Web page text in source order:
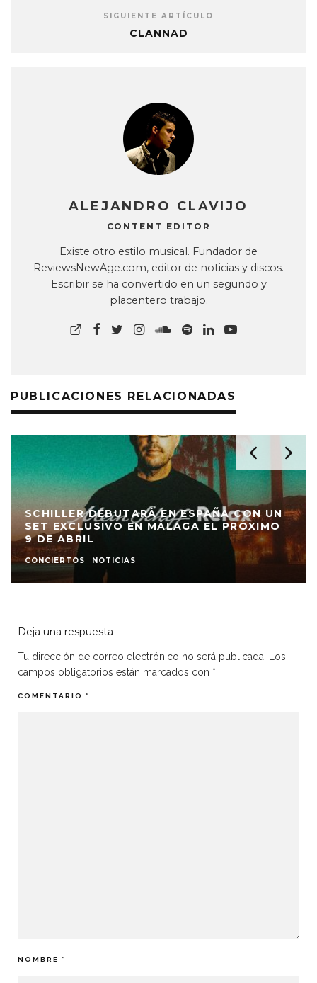
SIGUIENTE ARTÍCULO
CLANNAD
ALEJANDRO CLAVIJO
CONTENT EDITOR
Existe otro estilo musical. Fundador de
ReviewsNewAge.com, editor de noticias y discos.
Escribir se ha convertido en un segundo y
placentero trabajo.
PUBLICACIONES RELACIONADAS
SCHILLER DEBUTARÁ EN ESPAÑA CON UN
SET EXCLUSIVO EN MÁLAGA EL PRÓXIMO
9 DE ABRIL
CONCIERTOS NOTICIAS
Deja una respuesta
Tu dirección de correo electrónico no será publicada.
Los
campos obligatorios están marcados con *
COMENTARIO *
NOMBRE *